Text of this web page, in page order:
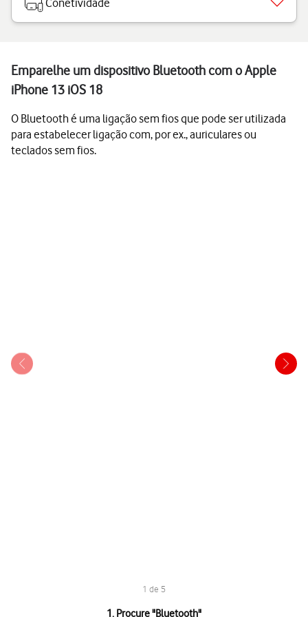
Conetividade
Emparelhe um dispositivo Bluetooth com o Apple
iPhone 13 iOS 18
O Bluetooth é uma ligação sem fios que pode ser utilizada
para estabelecer ligação com, por ex., auriculares ou
teclados sem fios.
1 de 5
1. Procure "Bluetooth"